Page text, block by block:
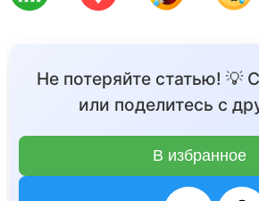
Не потеряйте статью! 💡
или поделитесь с
В избранное